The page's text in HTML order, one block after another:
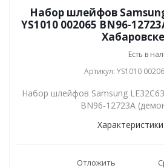
Набор шлейфов
YS1010 002065 BN96-
Хабаровске
Есть в
Артикул: YS1010
Набор шлейфов Samsung
BN96-12723A
Характеристики
Отложить